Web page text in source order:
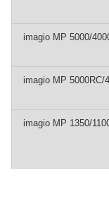
imagio MP 5000/
imagio MP 5000RC/
imagio MP 1350/